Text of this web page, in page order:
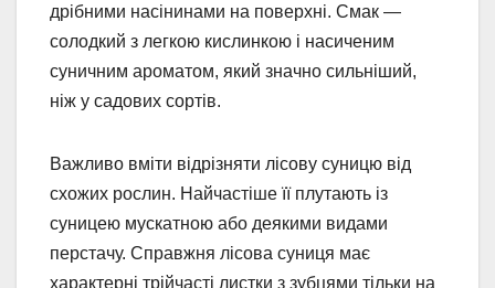
дрібними насінинами на поверхні. Смак —
солодкий з легкою кислинкою і насиченим
суничним ароматом, який значно сильніший,
ніж у садових сортів.
Важливо вміти відрізняти лісову суницю від
схожих рослин. Найчастіше її плутають із
суницею мускатною або деякими видами
перстачу. Справжня лісова суниця має
характерні трійчасті листки з зубцями тільки на